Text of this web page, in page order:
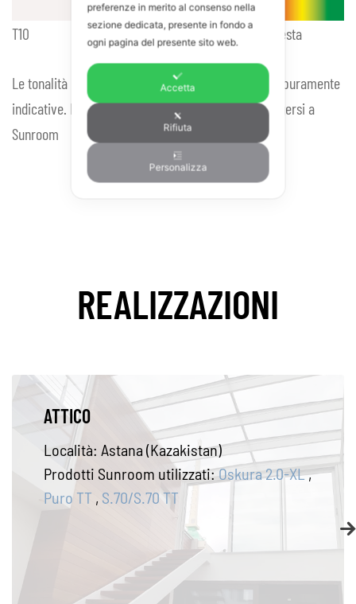
T10 Colorazioni a richiesta
Le tonalità dei campioni colori rappresentate sono puramente
indicative. Per l'effettiva veridicità cromatica rivolgersi a
Sunroom
REALIZZAZIONI
ATTICO
Località: Astana (Kazakistan)
Prodotti Sunroom utilizzati:Oskura 2.0-XL,
Puro TT , S.70/S.70 TT
preferenze in merito al consenso nella
sezione dedicata, presente in fondo a
ogni pagina del presente sito web.
Accetta
Rifiuta
Personalizza